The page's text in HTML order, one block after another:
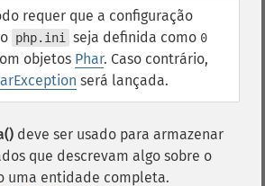
requer que a configuração
php.ini seja definida como 0
objetos Phar. Caso contrário,
será lançada.
deve ser usado para armazenar
que descrevam algo sobre o
uma entidade completa.